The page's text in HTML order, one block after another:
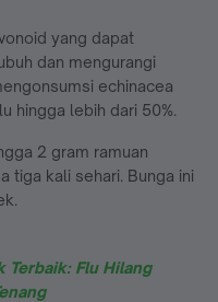
yang dapat
dan mengurangi
echinacea
hingga lebih dari 50%.
2 gram ramuan
tiga kali sehari. Bunga ini
Terbaik: Flu Hilang